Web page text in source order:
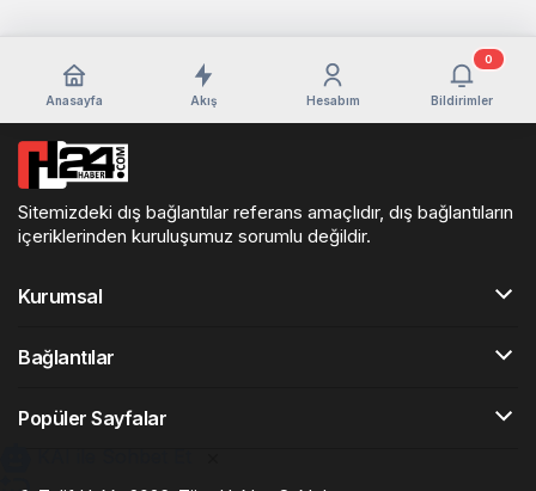
Anasayfa Akış Hesabım Bildirimler
0
Sitemizdeki dış bağlantılar referans amaçlıdır, dış bağlantıların
içeriklerinden kuruluşumuz sorumlu değildir.
Kurumsal
Bağlantılar
Popüler Sayfalar